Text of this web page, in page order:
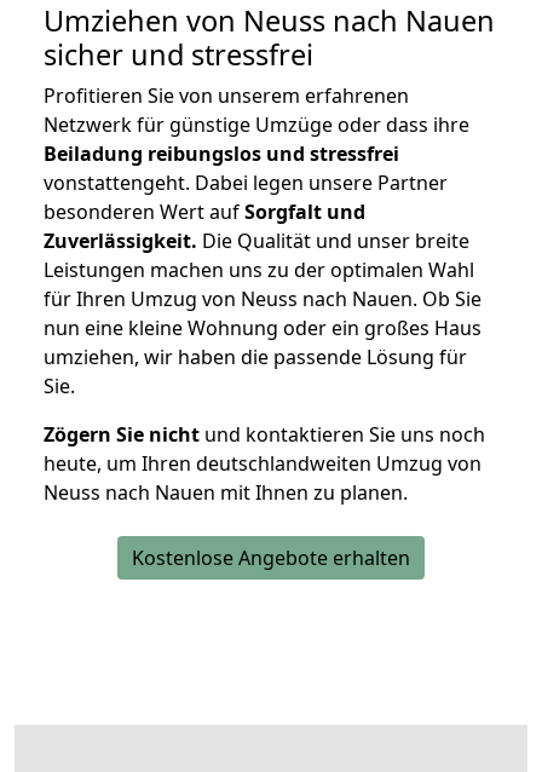
Umziehen von Neuss nach Nauen
sicher und stressfrei
Profitieren Sie von unserem erfahrenen
Netzwerk für günstige Umzüge oder dass ihre
Beiladung reibungslos und stressfrei
vonstattengeht. Dabei legen unsere Partner
besonderen Wert aufSorgfalt und
Zuverlässigkeit. Die Qualität und unser breite
Leistungen machen uns zu der optimalen Wahl
für Ihren Umzug von Neuss nach Nauen. Ob Sie
nun eine kleine Wohnung oder ein großes Haus
umziehen, wir haben die passende Lösung für
Sie.
Zögern Sie nicht und kontaktieren Sie uns noch
heute, um Ihren deutschlandweiten Umzug von
Neuss nach Nauen mit Ihnen zu planen.
Kostenlose Angebote erhalten